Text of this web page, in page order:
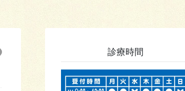
診療時間